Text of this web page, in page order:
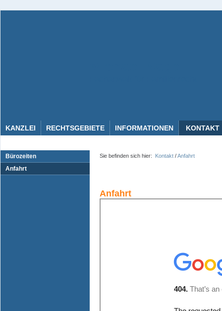
KANZLEI RECHTSGEBIETE INFORMATIONEN KONTAKT
Bürozeiten
Anfahrt
Sie befinden sich hier: Kontakt /Anfahrt
Anfahrt